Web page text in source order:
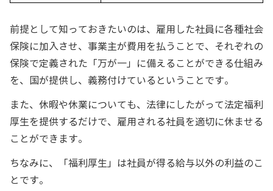
前提として知っておきたいのは、雇用した社員に各種社会
保険に加入させ、事業主が費用を払うことで、それぞれの
保険で定義された「万が一」に備えることができる仕組み
を、国が提供し、義務付けているということです。
また、休暇や休業についても、法律にしたがって法定福利
厚生を提供するだけで、雇用される社員を適切に休ませる
ことができます。
ちなみに、「福利厚生」は社員が得る給与以外の利益のこ
とです。